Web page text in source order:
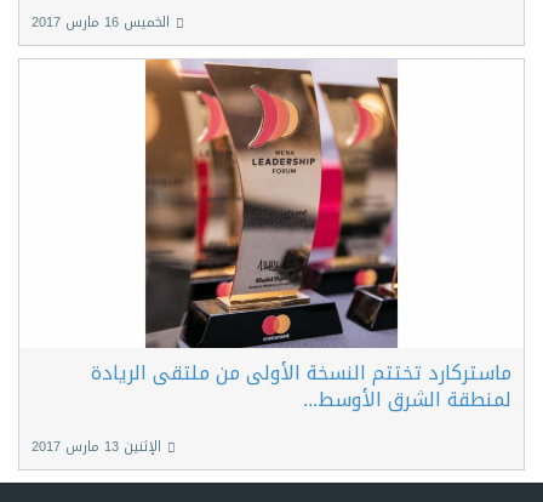
الخميس 16 مارس 2017
ماستركارد تختتم النسخة الأولى من ملتقى الريادة
لمنطقة الشرق الأوسط...
الإثنين 13 مارس 2017